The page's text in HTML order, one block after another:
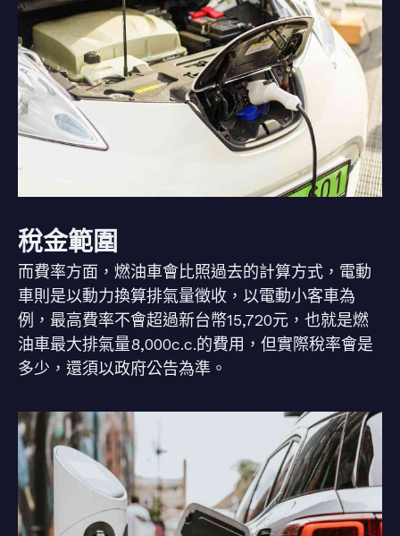
稅金範圍
而費率方面，燃油車會比照過去的計算方式，電動
車則是以動力換算排氣量徵收，以電動小客車為
例，最高費率不會超過新台幣15,720元，也就是燃
油車最大排氣量8,000c.c.的費用，但實際稅率會是
多少，還須以政府公告為準。